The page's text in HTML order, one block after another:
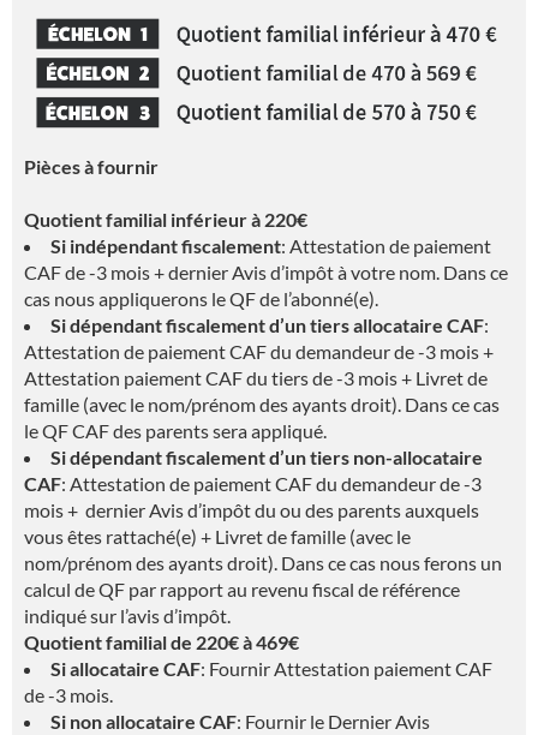
Pièces à fournir
Quotient familial inférieur à 220€
Si indépendant fiscalement: Attestation de paiement
CAF de -3 mois + dernier Avis d’impôt à votre nom. Dans ce
cas nous appliquerons le QF de l’abonné(e).
Si dépendant fiscalement d’un tiers allocataire CAF:
Attestation de paiement CAF du demandeur de -3 mois +
Attestation paiement CAF du tiers de -3 mois + Livret de
famille (avec le nom/prénom des ayants droit). Dans ce cas
le QF CAF des parents sera appliqué.
Si dépendant fiscalement d’un tiers non-allocataire
CAF: Attestation de paiement CAF du demandeur de -3
mois + dernier Avis d’impôt du ou des parents auxquels
vous êtes rattaché(e) + Livret de famille (avec le
nom/prénom des ayants droit). Dans ce cas nous ferons un
calcul de QF par rapport au revenu fiscal de référence
indiqué sur l’avis d’impôt.
Quotient familial de 220€ à 469€
Si allocataire CAF: Fournir Attestation paiement CAF
de -3 mois.
Si non allocataire CAF: Fournir le Dernier Avis